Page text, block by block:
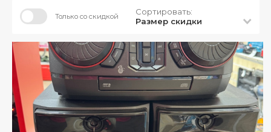
Только со скидкой
Сортировать:
Размер скидки